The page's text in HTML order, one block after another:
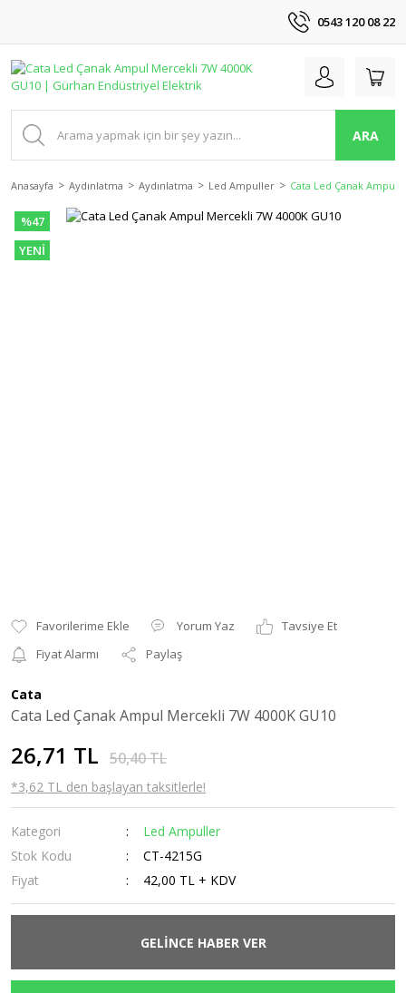
0543 120 08 22
ARA
Anasayfa Aydınlatma Aydınlatma Led Ampuller Cata Led Çanak Ampul
%47
YENİ
Yorum Yaz
Tavsiye Et
Fiyat Alarmı
Paylaş
Cata
Cata Led Çanak Ampul Mercekli 7W 4000K GU10
26,71 TL 50,40 TL
*3,62 TL den başlayan taksitlerle!
Kategori
Led Ampuller
Stok Kodu
CT-4215G
Fiyat
42,00 TL + KDV
GELİNCE HABER VER